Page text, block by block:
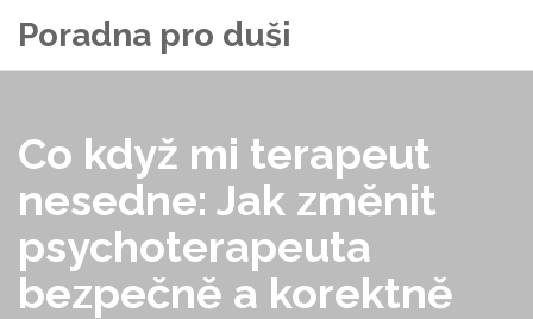
Poradna pro duši
Co když mi terapeut
nesedne: Jak změnit
psychoterapeuta
bezpečně a korektně